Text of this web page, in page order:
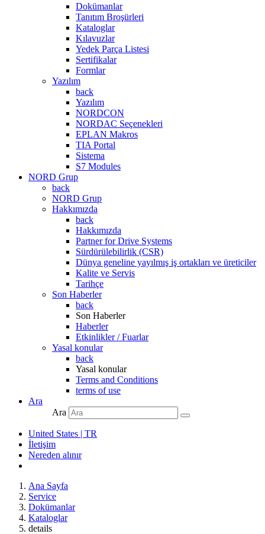
Dokümanlar
Tanıtım Broşürleri
Kataloglar
Kılavuzlar
Yedek Parça Listesi
Sertifikalar
Formlar
Yazılım
back
Yazılım
NORDCON
NORDAC Seçenekleri
EPLAN Makros
TIA Portal
Sistema
S7 Modules
NORD Grup
back
NORD Grup
Hakkımızda
back
Hakkımızda
Partner for Drive Systems
Sürdürülebilirlik (CSR)
Dünya geneline yayılmış iş ortakları ve üreticiler
Kalite ve Servis
Tarihçe
Son Haberler
back
Son Haberler
Haberler
Etkinlikler / Fuarlar
Yasal konular
back
Yasal konular
Terms and Conditions
terms of use
Ara
Ara
United States | TR
İletişim
Nereden alınır
Ana Sayfa
Service
Dokümanlar
Kataloglar
details